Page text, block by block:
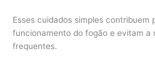
Esses cuidados simples contribuem
funcionamento do fogão e evitam a
frequentes.